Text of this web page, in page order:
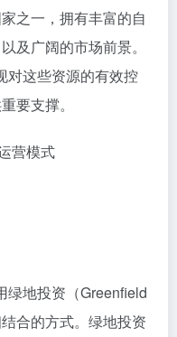
之一，拥有丰富的自
及广阔的市场前景。
对这些资源的有效控
要支撑。
营模式
绿地投资（Greenfield
合的方式。绿地投资